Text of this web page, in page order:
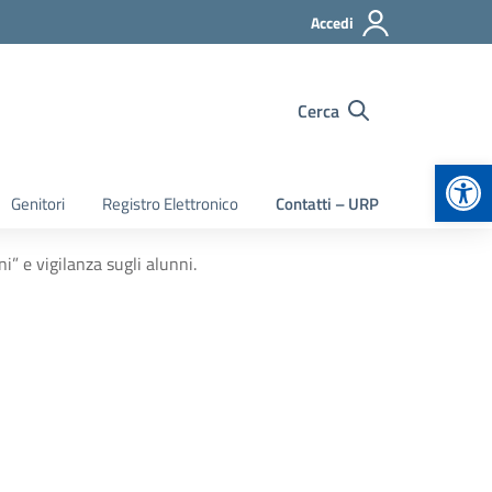
Accedi
Cerca
Genitori Registro Elettronico Contatti – URP
e vigilanza sugli alunni.